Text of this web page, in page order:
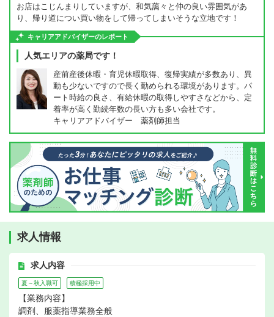
お店はこじんまりしていますが、和気藹々と仲の良い雰囲気があ
り、帰り道につい買い物をして帰ってしまいそうな立地です！
キャリアアドバイザーのレポート
人気エリアの薬局です！
産前産後休暇・育児休暇取得、復帰実績が多数あり、異
動も少ないですので長く勤められる環境があります。パ
ート時給の良さ、有給休暇の取得しやすさなどから、定
着率が高く勤続年数の長い方も多い会社です。
キャリアアドバイザー 薬剤師担当
求人情報
求人内容
夏～秋入職可 積極採用中
【業務内容】
調剤、服薬指導業務全般